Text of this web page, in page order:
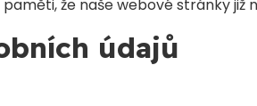
že naše webové stránky již
údajů